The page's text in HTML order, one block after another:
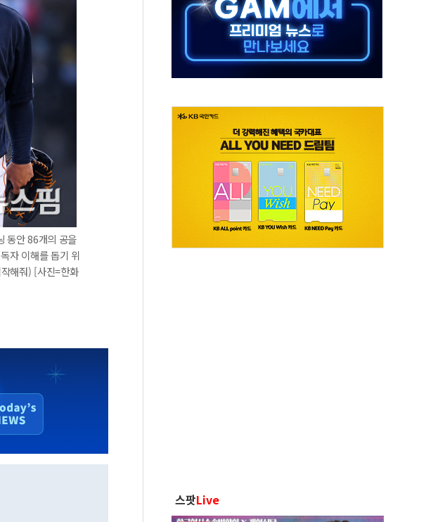
산은 포항, 전력 저장은 영광…지역펀드 9·10호 확정
동안 86개의 공을
자 이해를 돕기 위
해줘) [사진=한화
스팟Live